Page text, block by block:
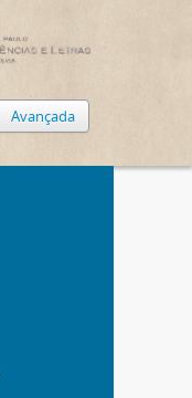
Avançada